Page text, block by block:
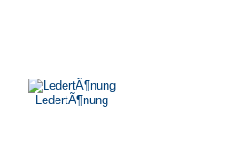
LedertÃ¶nung